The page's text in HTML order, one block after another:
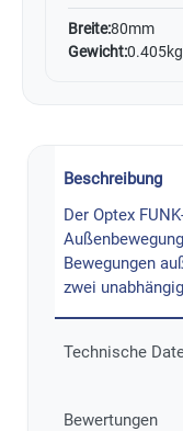
Breite:80mm
Gewicht:0.405kg
Beschreibung
Der Optex
Bewegungen
zwei
Technische
Bewertungen